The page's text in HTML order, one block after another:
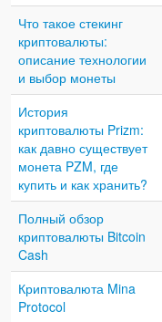
Что такое стекинг
криптовалюты:
описание технологии
и выбор монеты
История
криптовалюты Prizm:
как давно существует
монета PZM, где
купить и как хранить?
Полный обзор
криптовалюты Bitcoin
Cash
Криптовалюта Mina
Protocol